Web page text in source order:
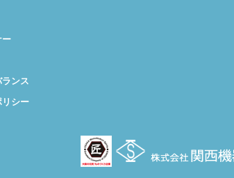
ー
ンス
リシー